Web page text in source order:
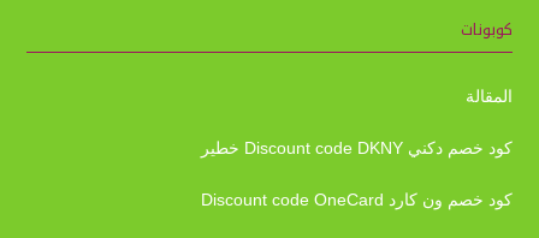
كوبونات
المقالة
كود خصم دكني Discount code DKNY خطير
كود خصم ون كارد Discount code OneCard